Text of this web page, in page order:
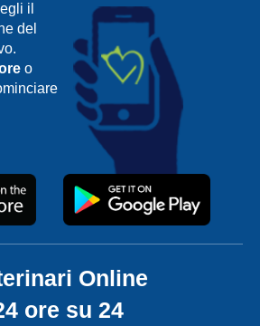
il
del
o
Online
ore su 24